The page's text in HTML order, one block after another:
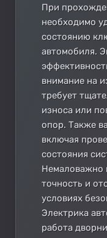
При
необходимо
состоянию
автомобиля.
внимание на
требует
износа или
опор. Также
включая
состояния
Немаловажно
точность и
условиях
Электрика
работа